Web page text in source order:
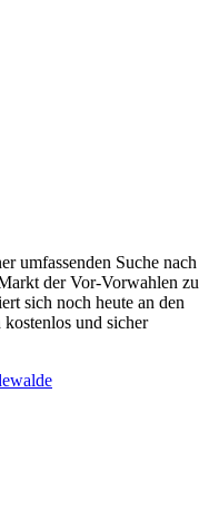
umfassenden Suche nach
der Vor-Vorwahlen zu
sich noch heute an den
und sicher